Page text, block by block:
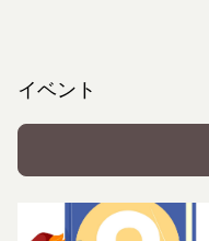
イベント